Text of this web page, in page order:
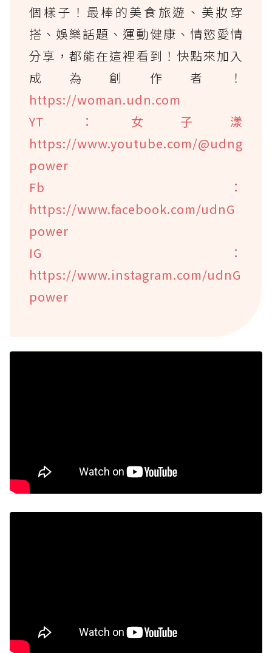
個樣子！最棒的美食旅遊、美妝穿
搭、娛樂話題、運動健康、情慾愛情
分享，都能在這裡看到！快點來加入
成為創作者！
https://woman.udn.com
YT：女子漾
https://www.youtube.com/@udng
power
Fb：
https://www.facebook.com/udnG
power
IG：
https://www.instagram.com/udnG
power